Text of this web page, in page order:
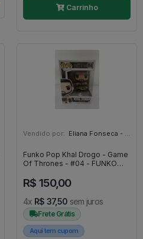
Carrinho
Vendido por: Eliana Fonseca - SP
Funko Pop Khal Drogo - Game
Of Thrones - #04 - FUNKO
R$ 150,00
4x R$ 37,50 sem juros
Frete Grátis
Aqui tem cupom